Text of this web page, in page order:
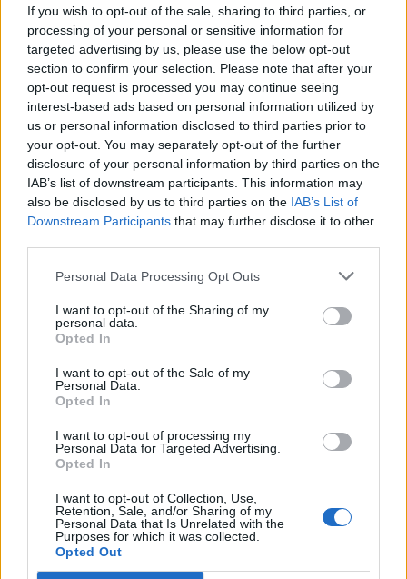
If you wish to opt-out of the sale, sharing to third parties, or
processing of your personal or sensitive information for
targeted advertising by us, please use the below opt-out
section to confirm your selection. Please note that after your
opt-out request is processed you may continue seeing
interest-based ads based on personal information utilized by
us or personal information disclosed to third parties prior to
your opt-out. You may separately opt-out of the further
disclosure of your personal information by third parties on the
IAB’s list of downstream participants. This information may
also be disclosed by us to third parties on the IAB’s List of
Downstream Participants that may further disclose it to other
Personal Data Processing Opt Outs
I want to opt-out of the Sharing of my
personal data.
Opted In
I want to opt-out of the Sale of my
Personal Data.
Opted In
I want to opt-out of processing my
Personal Data for Targeted Advertising.
Opted In
I want to opt-out of Collection, Use,
Retention, Sale, and/or Sharing of my
Personal Data that Is Unrelated with the
Purposes for which it was collected.
Opted Out
Stay tuned for the full lineup announcement!
For more info:https://phaex.gr/
Pre-sale:https://www.more.com/music/phaex-
2024/
στο Google News
The FAQ Team